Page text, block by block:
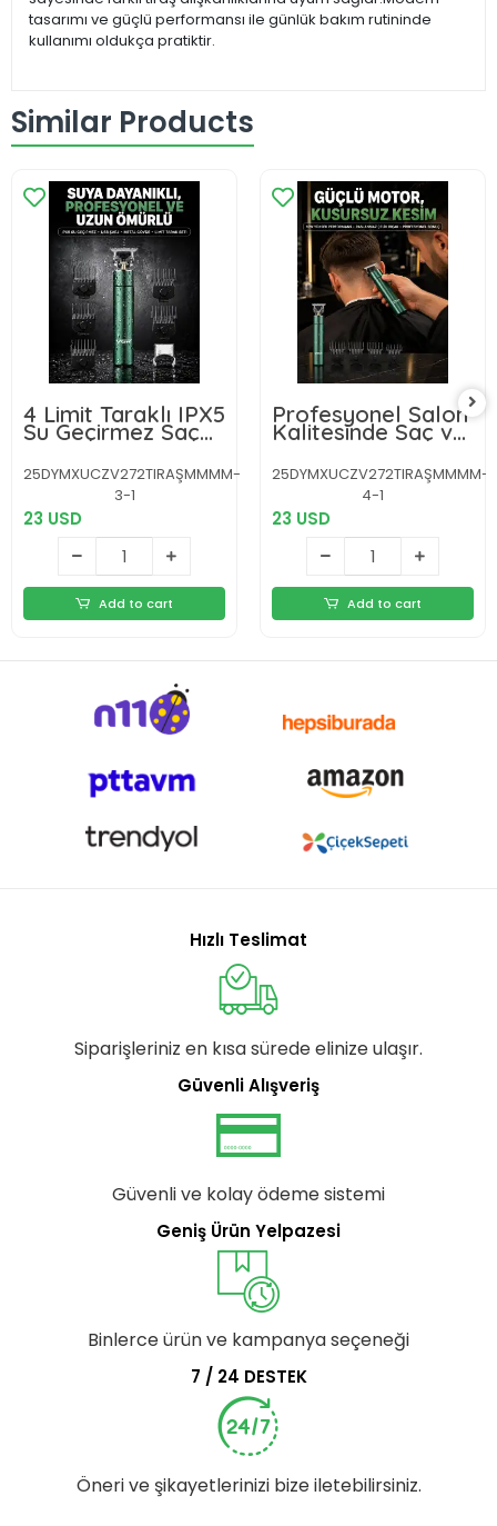
tasarımı ve güçlü performansı ile günlük bakım rutininde
kullanımı oldukça pratiktir.
Similar Products
4 Limit Taraklı IPX5
Su Geçirmez Saç
Kesme Makinesi
25DYMXUCZV272TIRAŞMMMM-
3-1
23 USD
Add to cart
Profesyonel Salon
Kalitesinde Saç ve
Sakal Kesme
Makinesi
25DYMXUCZV272TIRAŞMMMM-
4-1
23 USD
Add to cart
Hızlı Teslimat
Siparişleriniz en kısa sürede elinize ulaşır.
Güvenli Alışveriş
Güvenli ve kolay ödeme sistemi
Geniş Ürün Yelpazesi
Binlerce ürün ve kampanya seçeneği
7 / 24 DESTEK
Öneri ve şikayetlerinizi bize iletebilirsiniz.